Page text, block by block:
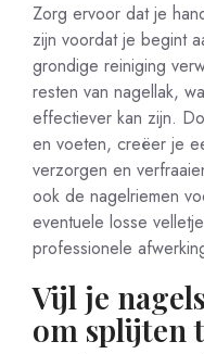
Zorg ervoor dat je
zijn voordat je begint
grondige reiniging
resten van nagellak,
effectiever kan zijn.
en voeten, creëer je
verzorgen en
ook de nagelriemen
eventuele losse
professionele
Vijl je
om splijten